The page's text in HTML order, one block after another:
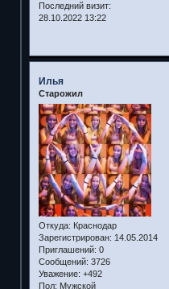
Последний визит:
28.10.2022 13:22
Илья
Старожил
Откуда: Краснодар
Зарегистрирован: 14.05.2014
Приглашений: 0
Сообщений: 3726
Уважение: +492
Пол: Мужской